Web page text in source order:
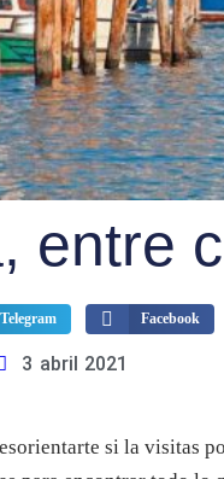
entre
Telegram Facebook
3 abril 2021
si la visitas